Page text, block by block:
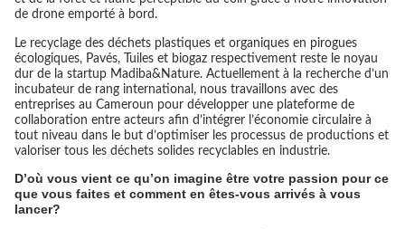
de drone emporté à bord.
Le recyclage des déchets plastiques et organiques en pirogues
écologiques, Pavés, Tuiles et biogaz respectivement reste le noyau
dur de la startup Madiba&Nature. Actuellement à la recherche d’un
incubateur de rang international, nous travaillons avec des
entreprises au Cameroun pour développer une plateforme de
collaboration entre acteurs afin d’intégrer l’économie circulaire à
tout niveau dans le but d’optimiser les processus de productions et
valoriser tous les déchets solides recyclables en industrie.
D’où vous vient ce qu’on imagine être votre passion pour ce
que vous faites et comment en êtes-vous arrivés à vous
lancer?